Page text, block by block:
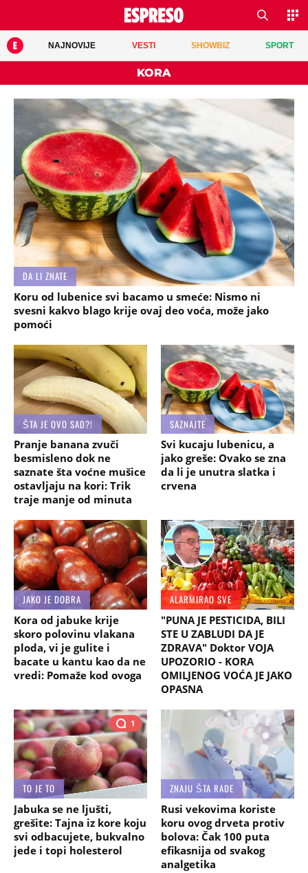
NAJNOVIJE VESTI SHOWBIZ SPORT
KORA
DA LI ZNATE
Koru od lubenice svi bacamo u smeće: Nismo ni
svesni kakvo blago krije ovaj deo voća, može jako
pomoći
ŠTA JE OVO SAD?!
Pranje banana zvuči
besmisleno dok ne
saznate šta voćne mušice
ostavljaju na kori: Trik
traje manje od minuta
SAZNAJTE
Svi kucaju lubenicu, a
jako greše: Ovako se zna
da li je unutra slatka i
crvena
JAKO JE DOBRA
Kora od jabuke krije
skoro polovinu vlakana
ploda, vi je gulite i
bacate u kantu kao da ne
vredi: Pomaže kod ovoga
ALARMIRAO SVE
"PUNA JE PESTICIDA, BILI
STE U ZABLUDI DA JE
ZDRAVA" Doktor VOJA
UPOZORIO - KORA
OMILJENOG VOĆA JE JAKO
OPASNA
1
TO JE TO
Jabuka se ne ljušti,
grešite: Tajna iz kore koju
svi odbacujete, bukvalno
jede i topi holesterol
ZNAJU ŠTA RADE
Rusi vekovima koriste
koru ovog drveta protiv
bolova: Čak 100 puta
efikasnija od svakog
analgetika